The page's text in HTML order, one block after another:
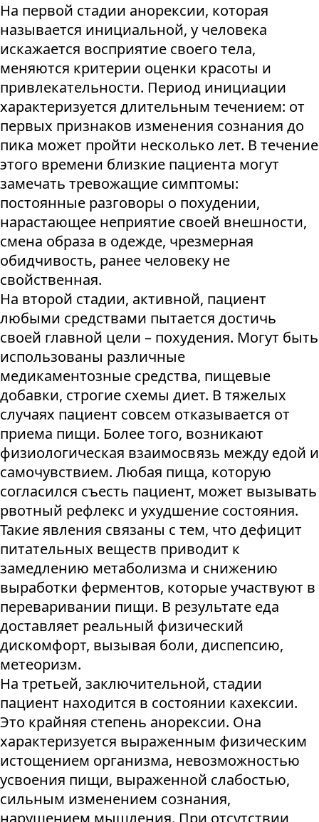
На первой стадии анорексии, которая
называется инициальной, у человека
искажается восприятие своего тела,
меняются критерии оценки красоты и
привлекательности. Период инициации
характеризуется длительным течением: от
первых признаков изменения сознания до
пика может пройти несколько лет. В течение
этого времени близкие пациента могут
замечать тревожащие симптомы:
постоянные разговоры о похудении,
нарастающее неприятие своей внешности,
смена образа в одежде, чрезмерная
обидчивость, ранее человеку не
свойственная.
На второй стадии, активной, пациент
любыми средствами пытается достичь
своей главной цели – похудения. Могут быть
использованы различные
медикаментозные средства, пищевые
добавки, строгие схемы диет. В тяжелых
случаях пациент совсем отказывается от
приема пищи. Более того, возникают
физиологическая взаимосвязь между едой и
самочувствием. Любая пища, которую
согласился съесть пациент, может вызывать
рвотный рефлекс и ухудшение состояния.
Такие явления связаны с тем, что дефицит
питательных веществ приводит к
замедлению метаболизма и снижению
выработки ферментов, которые участвуют в
переваривании пищи. В результате еда
доставляет реальный физический
дискомфорт, вызывая боли, диспепсию,
метеоризм.
На третьей, заключительной, стадии
пациент находится в состоянии кахексии.
Это крайняя степень анорексии. Она
характеризуется выраженным физическим
истощением организма, невозможностью
усвоения пищи, выраженной слабостью,
сильным изменением сознания,